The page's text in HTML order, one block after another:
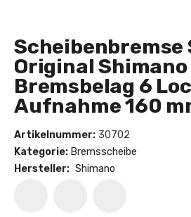
Scheibenbremse
Original Shimano
Bremsbelag 6
Aufnahme 160
Artikelnummer: 30702
Kategorie: Bremsscheibe
Hersteller: Shimano